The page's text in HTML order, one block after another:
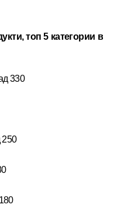
топ 5 категории в
330
250